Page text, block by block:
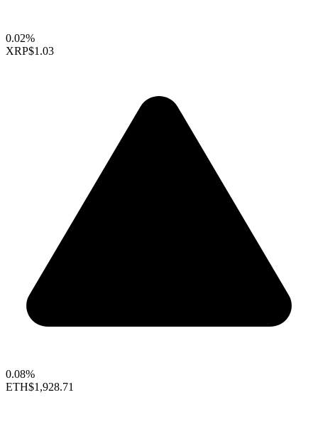
0.02%
XRP$1.03
0.08%
ETH$1,928.71